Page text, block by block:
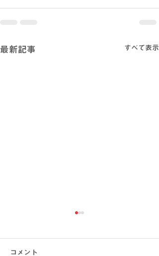
最新記事 すべて表示
コメント